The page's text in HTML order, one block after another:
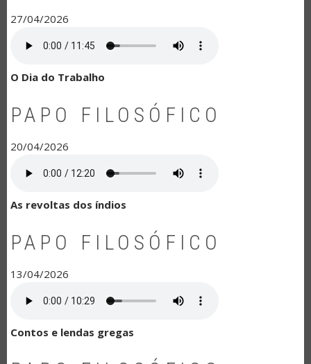
27/04/2026
O Dia do Trabalho
PAPO FILOSÓFICO
20/04/2026
As revoltas dos índios
PAPO FILOSÓFICO
13/04/2026
Contos e lendas gregas